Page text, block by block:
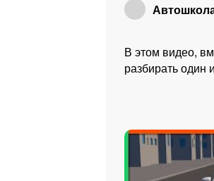
В этом видео,
разбирать один